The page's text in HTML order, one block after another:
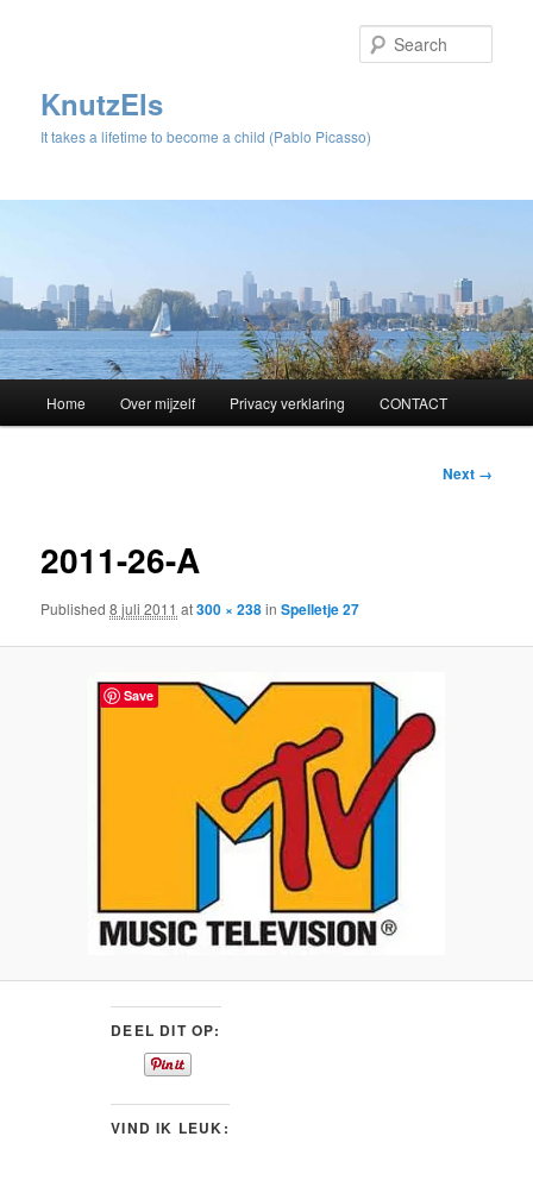
KnutzEls
It takes a lifetime to become a child (Pablo Picasso)
Skip
content
Home Over mijzelf Privacy verklaring CONTACT
Image
Next →
2011-26-A
Published8 juli 2011 at300 × 238inSpelletje 27
DEEL DIT OP:
VIND IK LEUK:
Save